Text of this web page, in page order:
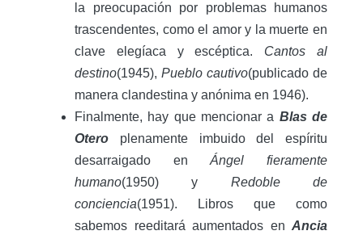
la preocupación por problemas humanos
trascendentes, como el amor y la muerte en
clave elegíaca y escéptica. Cantos al
destino(1945), Pueblo cautivo(publicado de
manera clandestina y anónima en 1946).
Finalmente, hay que mencionar a Blas de
Otero plenamente imbuido del espíritu
desarraigado enÁngel fieramente
humano(1950) y Redoble de
conciencia(1951). Libros que como
sabemos reeditará aumentados en Ancia